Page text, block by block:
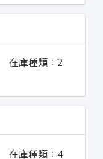
在庫種類： 2
在庫種類： 4